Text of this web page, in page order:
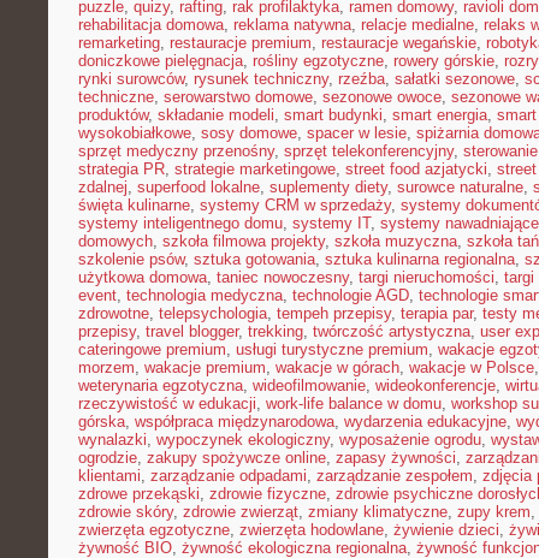
puzzle, quizy, rafting, rak profilaktyka, ramen domowy, ravioli
rehabilitacja domowa, reklama natywna, relacje medialne, relaks
remarketing, restauracje premium, restauracje wegańskie,
doniczkowe pielęgnacja, rośliny egzotyczne, rowery górskie,
rynki surowców, rysunek techniczny, rzeźba, sałatki sezonowe,
techniczne, serowarstwo domowe, sezonowe owoce, sezonowe
produktów, składanie modeli, smart budynki, smart energia,
wysokobiałkowe, sosy domowe, spacer w lesie, spiżarnia
sprzęt medyczny przenośny, sprzęt telekonferencyjny,
strategia PR, strategie marketingowe, street food azjatycki, street
zdalnej, superfood lokalne, suplementy diety, surowce naturalne,
święta kulinarne, systemy CRM w sprzedaży, systemy
systemy inteligentnego domu, systemy IT, systemy nawadniające
domowych, szkoła filmowa projekty, szkoła muzyczna, szkoła
szkolenie psów, sztuka gotowania, sztuka kulinarna regionalna,
użytkowa domowa, taniec nowoczesny, targi nieruchomości, targi
event, technologia medyczna, technologie AGD, technologie
zdrowotne, telepsychologia, tempeh przepisy, terapia par, testy
przepisy, travel blogger, trekking, twórczość artystyczna, user
cateringowe premium, usługi turystyczne premium, wakacje
morzem, wakacje premium, wakacje w górach, wakacje w Polsce
weterynaria egzotyczna, wideofilmowanie, wideokonferencje,
rzeczywistość w edukacji, work-life balance w domu, workshop
górska, współpraca międzynarodowa, wydarzenia edukacyjne,
wynalazki, wypoczynek ekologiczny, wyposażenie ogrodu,
ogrodzie, zakupy spożywcze online, zapasy żywności,
klientami, zarządzanie odpadami, zarządzanie zespołem, zdjęcia
zdrowe przekąski, zdrowie fizyczne, zdrowie psychiczne
zdrowie skóry, zdrowie zwierząt, zmiany klimatyczne, zupy krem,
zwierzęta egzotyczne, zwierzęta hodowlane, żywienie dzieci,
żywność BIO, żywność ekologiczna regionalna, żywność